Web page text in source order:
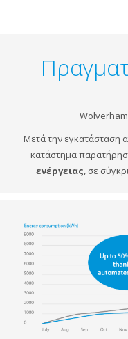
Μετά την εγκατάσταση
κατάστημα
ενέργειας, σε